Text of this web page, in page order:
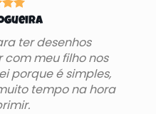
ter desenhos
meu filho nos
porque é simples,
tempo na hora